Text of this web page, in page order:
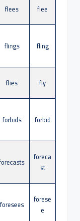
flee
flees
fling
flings
fly
flies
forbid
forbids
foreca
st
forese
e
foresees